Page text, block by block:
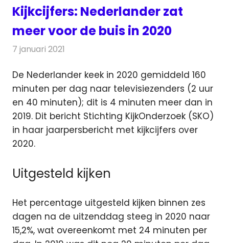
Kijkcijfers: Nederlander zat
meer voor de buis in 2020
7 januari 2021
De Nederlander keek in 2020 gemiddeld 160
minuten per dag naar televisiezenders (2 uur
en 40 minuten); dit is 4 minuten meer dan in
2019. Dit bericht Stichting KijkOnderzoek (SKO)
in haar jaarpersbericht met kijkcijfers over
2020.
Uitgesteld kijken
Het percentage uitgesteld kijken binnen zes
dagen na de uitzenddag steeg in 2020 naar
15,2%, wat overeenkomt met 24 minuten per